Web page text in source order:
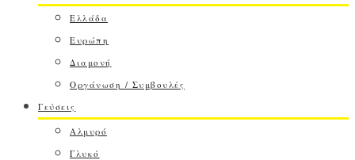
Ελλάδα
Ευρώπη
Διαμονή
Οργάνωση / Συμβουλές
Γεύσεις
Αλμυρό
Γλυκό